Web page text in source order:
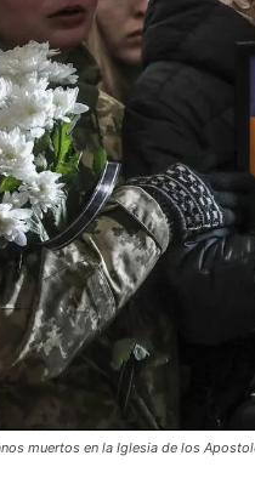
muertos en la Iglesia de los